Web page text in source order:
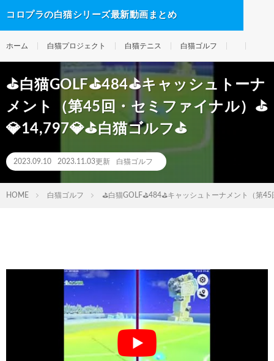
コロプラの白猫シリーズ最新動画まとめ
ホーム 白猫プロジェクト 白猫テニス 白猫ゴルフ
⛳白猫GOLF⛳484⛳キャッシュトーナ
メント（第45回・セミファイナル）⛳
💎14,797💎⛳白猫ゴルフ⛳
2023.09.10 2023.11.03更新 白猫ゴルフ
HOME 白猫ゴルフ ⛳白猫GOLF⛳484⛳キャッシュトーナメント（第